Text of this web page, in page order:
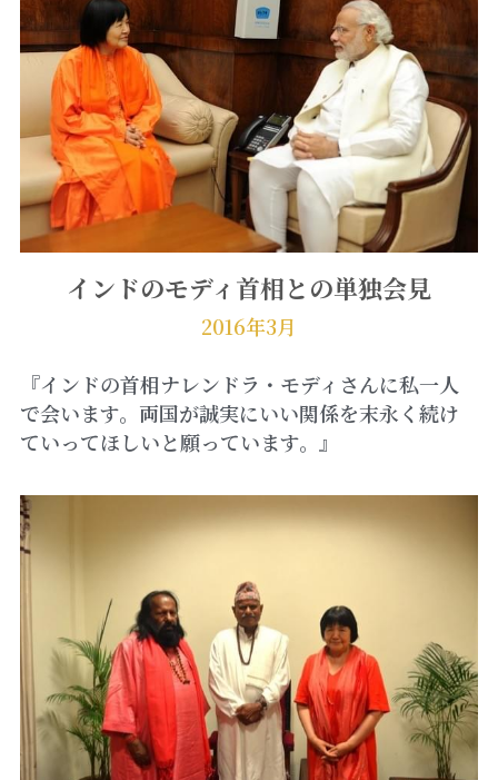
インドのモディ首相との単独会見
2016年3月
『インドの首相ナレンドラ・モディさんに私一人
で会います。両国が誠実にいい関係を末永く続け
ていってほしいと願っています。』